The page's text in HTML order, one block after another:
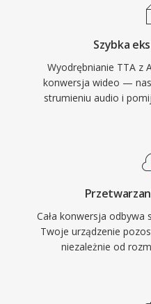
nad niektorymi
referencyjna jest
GPL, zachecajac do
i integracji z
nowsze kodeki, takie
transparentna
Szybka
Wyodrębnianie TTA z
konwersja wideo —
strumieniu audio i
Cała konwersja
Twoje urządzenie
niezależnie od